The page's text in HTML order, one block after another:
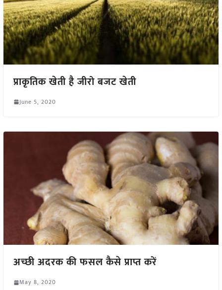
प्राकृतिक खेती है जीरो बजट खेती
June 5, 2020
अच्छी अदरक की फसल कैसे प्राप्त करें
May 8, 2020